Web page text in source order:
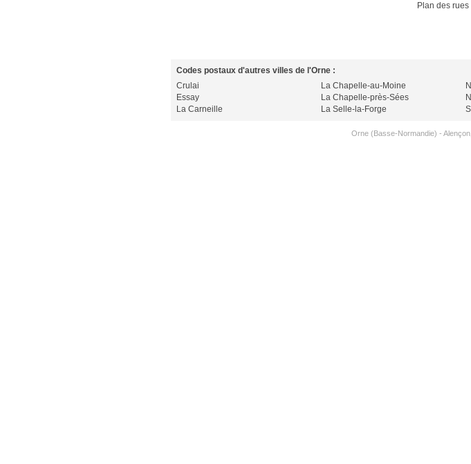
Plan des rues
Codes postaux d'autres villes de l'Orne :
Crulai
Essay
La Carneille
La Chapelle-au-Moine
La Chapelle-près-Sées
La Selle-la-Forge
Orne (Basse-Normandie) - Alençon